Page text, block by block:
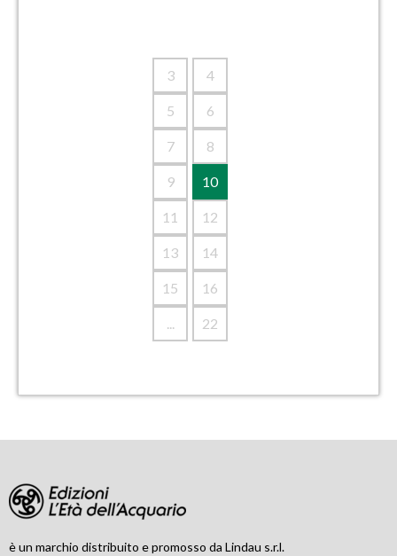
3 4
5 6
7 8
9 10
11 12
13 14
15 16
... 22
è un marchio distribuito e promosso da Lindau s.r.l.